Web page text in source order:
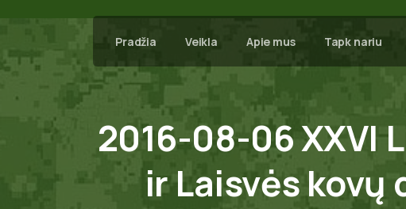
Pradžia Veikla Apie mus Tapk nariu
2016-08-06XXVI
irLaisvėskovų